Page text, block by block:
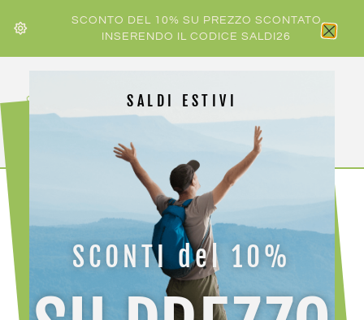
SCONTO DEL 10% SU PREZZO SCONTATO
INSERENDO IL CODICE SALDI26
HOME /LEKI/ LEKI PUNTALE SKI ROLL 9 MM
SALDI ESTIVI
SCONTI del 10%